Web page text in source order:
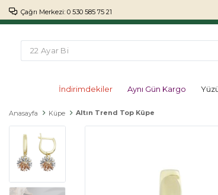
Çağrı Merkezi: 0 530 585 75 21
İndirimdekiler Aynı Gün Kargo
Anasayfa Küpe Altın Trend Top Küpe